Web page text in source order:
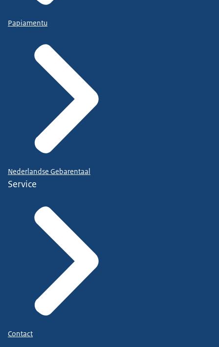
Papiamentu
Nederlandse Gebarentaal
Service
Contact